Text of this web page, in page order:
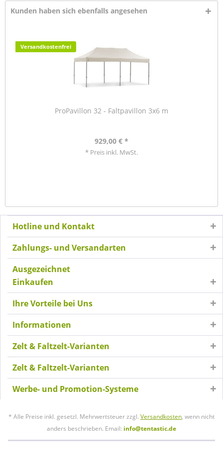
Kunden haben sich ebenfalls angesehen
Versandkostenfrei
ProPavillon 32 - Faltpavillon 3x6 m
929,00 € *
* Preis inkl. MwSt.
Hotline und Kontakt
Zahlungs- und Versandarten
Ausgezeichnet
Einkaufen
Ihre Vorteile bei Uns
Informationen
Zelt & Faltzelt-Varianten
Zelt & Faltzelt-Varianten
Werbe- und Promotion-Systeme
* Alle Preise inkl. gesetzl. Mehrwertsteuer zzgl. Versandkosten, wenn nicht
anders beschrieben. Email: info@tentastic.de